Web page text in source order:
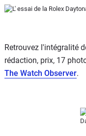
Retrouvez l'intégralité
rédaction, prix, 17
The Watch Observer.